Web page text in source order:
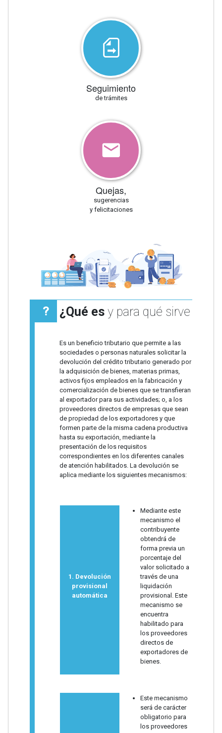
Seguimiento
de trámites
Quejas,
sugerencias
y felicitaciones
¿Qué esy para qué sirve
Es un beneficio tributario que permite a las
sociedades o personas naturales solicitar la
devolución del crédito tributario generado por
la adquisición de bienes, materias primas,
activos fijos empleados en la fabricación y
comercialización de bienes que se transfieran
al exportador para sus actividades; o, a los
proveedores directos de empresas que sean
de propiedad de los exportadores y que
formen parte de la misma cadena productiva
hasta su exportación, mediante la
presentación de los requisitos
correspondientes en los diferentes canales
de atención habilitados. La devolución se
aplica mediante los siguientes mecanismos:
1. Devolución
provisional
automática
Mediante este
mecanismo el
contribuyente
obtendrá de
forma previa un
porcentaje del
valor solicitado a
través de una
liquidación
provisional. Este
mecanismo se
encuentra
habilitado para
los proveedores
directos de
exportadores de
bienes.
Este mecanismo
será de carácter
obligatorio para
los proveedores